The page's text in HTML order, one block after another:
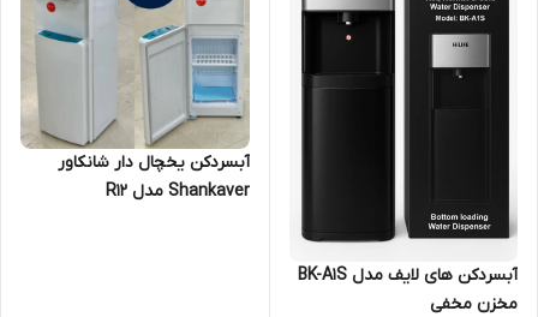
آبسردکن های لایف مدل BK-A1S
مخزن مخفی
آبسردکن یخچال دار شانکاور
Shankaver مدل R12